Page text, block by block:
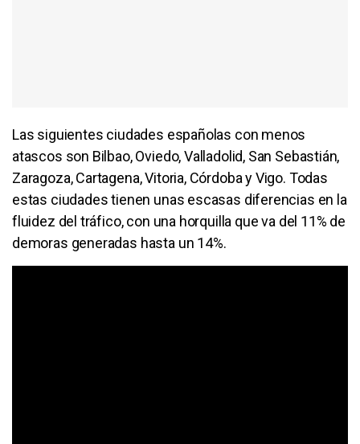
Las siguientes ciudades españolas con menos
atascos son Bilbao, Oviedo, Valladolid, San Sebastián,
Zaragoza, Cartagena, Vitoria, Córdoba y Vigo. Todas
estas ciudades tienen unas escasas diferencias en la
fluidez del tráfico, con una horquilla que va del 11% de
demoras generadas hasta un 14%.